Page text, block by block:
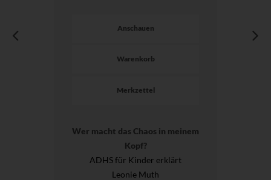
Anschauen
Warenkorb
Merkzettel
Wer macht das Chaos in meinem
Kopf?
ADHS für Kinder erklärt
Leonie Muth